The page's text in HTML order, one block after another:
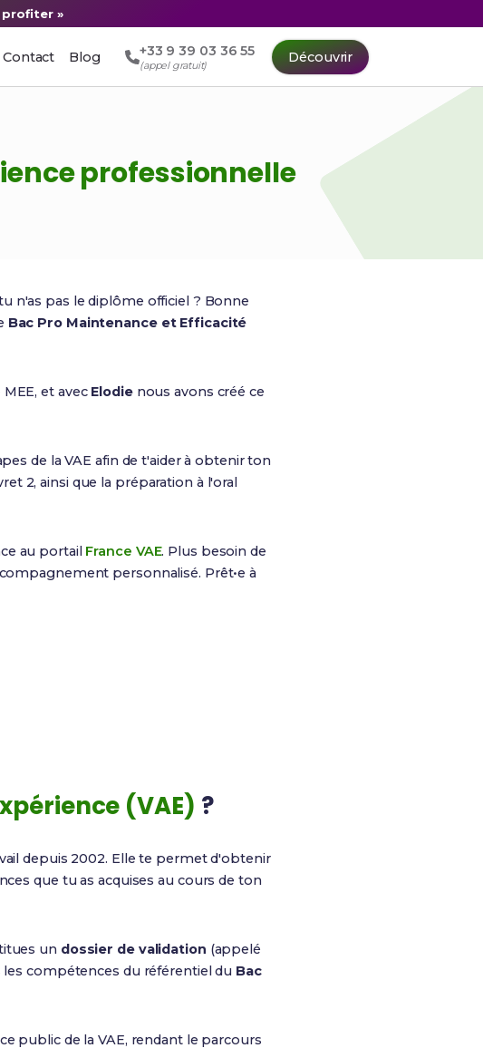
profiter »
Contact Blog +33 9 39 03 36 55
(appel gratuit)
Découvrir
professionnelle
n'as pas le diplôme officiel ? Bonne
Bac Pro Maintenance et Efficacité
et avec Elodienous avons créé ce
de la VAE afin de t'aider à obtenir ton
2, ainsi que la préparation à l'oral
au portail France VAE. Plus besoin de
personnalisé. Prêt•e à
(VAE) ?
depuis 2002. Elle te permet d'obtenir
que tu as acquises au cours de ton
un dossier de validation (appelé
compétences du référentiel du Bac
public de la VAE, rendant le parcours